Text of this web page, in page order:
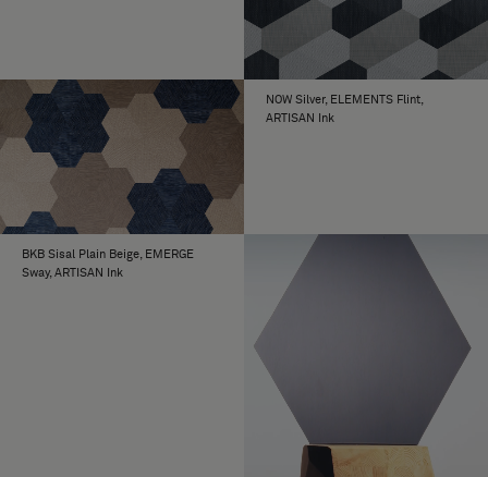
NOW Silver, ELEMENTS Flint,
ARTISAN Ink
BKB Sisal Plain Beige, EMERGE
Sway, ARTISAN Ink